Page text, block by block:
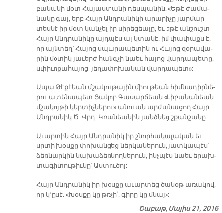
բա­նա­նի մօտ Հա­յաս­տա­նի դես­պա­նին. «Ե­թէ ժա­մա­
նա­կը գայ, երբ Հայր Անդ­րա­նի­կի ա­րա­րի­չը յար­մար
տես­նէ իր մօտ կան­չել իր սի­րե­ցեա­լը, եւ ե­թէ ան­շուշտ
Հայր Անդ­րա­նի­կը այդ­պէս ալ կտա­կէ, իմ փա­փաքս է,
որ այն­տեղ՝ Հա­յոց սպա­րա­պե­տին ու Հա­յոց զօ­րա­վա­
րին մօ­տիկ յա­ւերժ հանգ­չի նաեւ հա­յոց վար­դա­պե­տը,
սփիւռ­քա­հա­յոց յե­ղա­փո­խա­կան վար­դա­պետ»:
Ա­պա Թէ­քէեան մշա­կու­թա­յին միու­թեան հիմ­նա­դիր­նե­
րու ա­տե­նա­պետ Յա­կոբ Գա­սար­ճեան «Լի­բա­նա­նեան
մշա­կոյ­թի կեր­տիչ­նե­րու» ա­նուան ար­ժա­նա­ցող Հայր
Անդ­րա­նիկ Ծ. Վրդ. Կռա­նեա­նին յանձ­նեց շքան­շա­նը:
Ա­ւար­տին Հայր Անդ­րա­նիկ իր շնոր­հա­կա­լա­կան եւ
սրտի խօս­քը փո­խան­ցեց ներ­կա­նե­րուն, յատ­կա­պէս՝
ձեռ­նար­կին նա­խա­ձեռ­նող­նե­րուն, ինչ­պէս նաեւ ե­րախ­
տա­գի­տու­թիւ­նը՝ Աս­տու­ծոյ:
Հայր Անդ­րա­նիկ իր խօս­քը ա­ւար­տեց ծա­նօթ ա­ռա­կով,
որ կ՚ը­սէ. «Խօս­քը կը թռչի՛, գի­րը կը մնայ»:
Շաբաթ, Մայիս 21, 2016